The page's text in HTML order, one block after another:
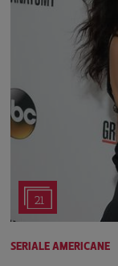
21
SERIALE AMERICANE